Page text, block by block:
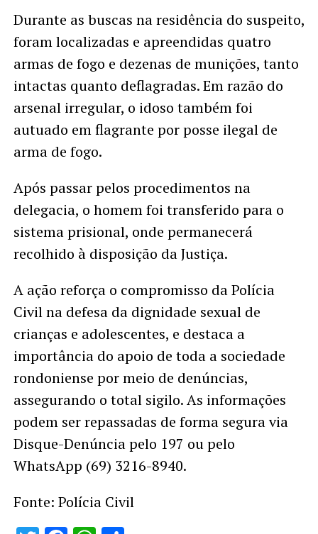
Durante as buscas na residência do suspeito,
foram localizadas e apreendidas quatro
armas de fogo e dezenas de munições, tanto
intactas quanto deflagradas. Em razão do
arsenal irregular, o idoso também foi
autuado em flagrante por posse ilegal de
arma de fogo.
Após passar pelos procedimentos na
delegacia, o homem foi transferido para o
sistema prisional, onde permanecerá
recolhido à disposição da Justiça.
A ação reforça o compromisso da Polícia
Civil na defesa da dignidade sexual de
crianças e adolescentes, e destaca a
importância do apoio de toda a sociedade
rondoniense por meio de denúncias,
assegurando o total sigilo. As informações
podem ser repassadas de forma segura via
Disque-Denúncia pelo 197 ou pelo
WhatsApp (69) 3216-8940.
Fonte: Polícia Civil